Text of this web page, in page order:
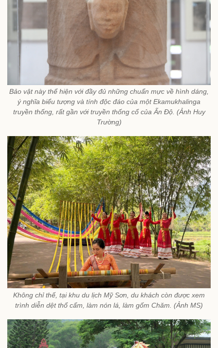
Bảo vật này thể hiện với đầy đủ những chuẩn mực về hình dáng,
ý nghĩa biểu tượng và tính độc đáo của một Ekamukhalinga
truyền thống, rất gần với truyền thống cổ của Ấn Độ. (Ảnh Huy
Trường)
Không chỉ thế, tại khu du lịch Mỹ Sơn, du khách còn được xem
trình diễn dệt thổ cẩm, làm nón lá, làm gốm Chăm. (Ảnh MS)